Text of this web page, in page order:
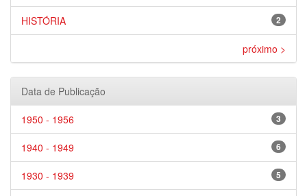
2
HISTÓRIA
próximo >
Data de Publicação
3
1950 - 1956
6
1940 - 1949
5
1930 - 1939